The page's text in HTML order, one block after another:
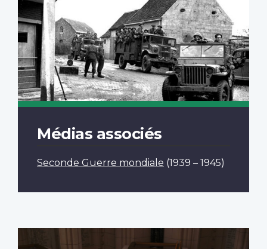
Médias associés
Seconde Guerre mondiale (1939 – 1945)